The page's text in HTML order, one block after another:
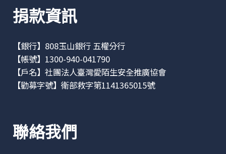
捐款資訊
【銀行】808玉山銀行 五權分行
【帳號】1300-940-041790
【戶名】社團法人臺灣愛陌生安全推廣協會
【勸募字號】衛部救字第1141365015號
聯絡我們